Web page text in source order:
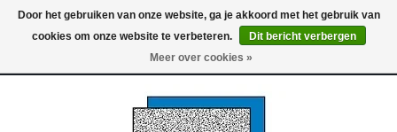
0
Door het gebruiken van onze website, ga je akkoord met het gebruik van
cookies om onze website te verbeteren.
Dit bericht verbergen
Meer over cookies »